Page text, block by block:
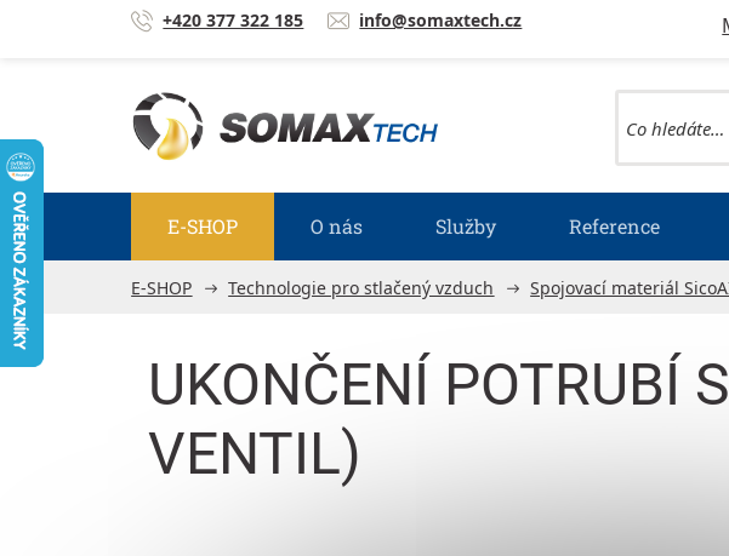
Přejít na obsah +420 377 322 185 info@somaxtech.cz
E-SHOP O nás Služby Reference
E-SHOP Technologie pro stlačený vzduch Spojovací materiál
UKONČENÍ POTRUBÍ
VENTIL)